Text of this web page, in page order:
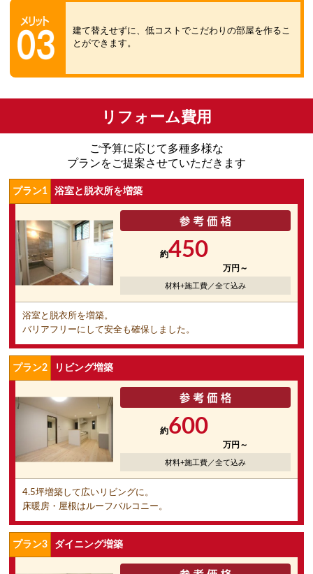
建て替えせずに、低コストでこだわりの部屋を作るこ
とができます。
リフォーム費用
ご予算に応じて多種多様な
プランをご提案させていただきます
プラン1 浴室と脱衣所を増築
約450
万円～
材料+施工費／全て込み
浴室と脱衣所を増築。
バリアフリーにして安全も確保しました。
プラン2 リビング増築
約600
万円～
材料+施工費／全て込み
4.5坪増築して広いリビングに。
床暖房・屋根はルーフバルコニー。
プラン3 ダイニング増築